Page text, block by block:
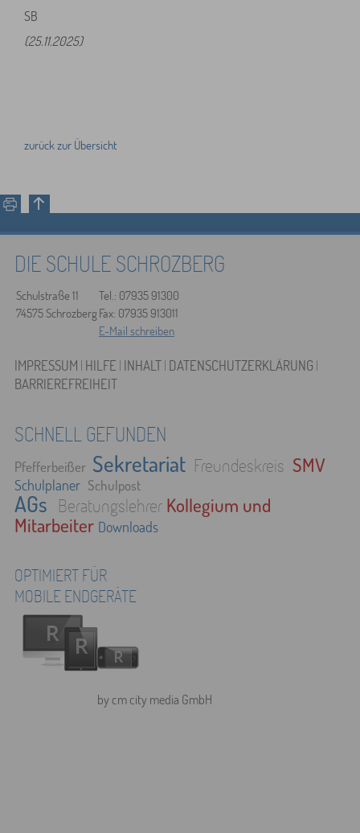
SB
(25.11.2025)
zurück zur Übersicht
DIE SCHULE SCHROZBERG
Schulstraße 11
Tel.: 07935 91300
74575 SchrozbergFax: 07935 913011
E-Mail schreiben
IMPRESSUM | HILFE | INHALT| DATENSCHUTZERKLÄRUNG |
BARRIEREFREIHEIT
SCHNELL GEFUNDEN
Pfefferbeißer Sekretariat Freundeskreis SMV
Schulplaner Schulpost
AGs Beratungslehrer Kollegium und
Mitarbeiter Downloads
OPTIMIERT FÜR
MOBILE ENDGERÄTE
by cm city media GmbH